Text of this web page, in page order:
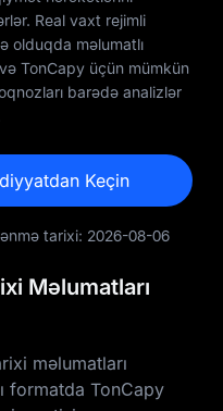
Real vaxt rejimli
olduqda məlumatlı
TonCapy üçün mümkün
barədə analizlər
Keçin
tarixi: 2026-08-06
Məlumatları
məlumatları
formatda TonCapy